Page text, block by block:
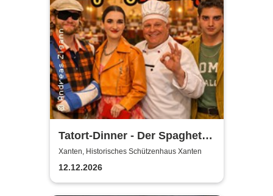
Tatort-Dinner - Der Spaghetti
Mord
Xanten, Historisches Schützenhaus Xanten
12.12.2026